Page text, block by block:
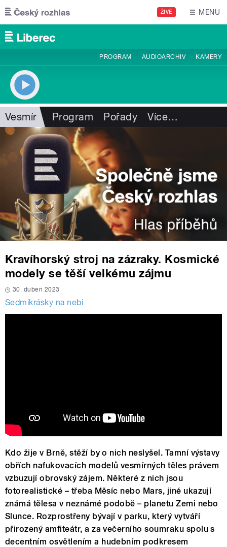
Přejít k hlavnímu obsahu
ŽIVĚ MENU
PROGRAM AUDIOARCHIV KAMERY
Vesmír Program Pořady Více…
Kravíhorský stroj na zázraky. Kosmické
modely se těší velkému zájmu
30. duben 2023
Sedmikrásky na nebi
Kdo žije v Brně, stěží by o nich neslyšel. Tamní výstavy
obřích nafukovacích modelů vesmírných těles právem
vzbuzují obrovský zájem. Některé z nich jsou
fotorealistické – třeba Měsíc nebo Mars, jiné ukazují
známá tělesa v neznámé podobě – planetu Zemi nebo
Slunce. Rozprostřeny bývají v parku, který vytváří
přirozený amfiteátr, a za večerního soumraku spolu s
decentním osvětlením a hudebním podkresem